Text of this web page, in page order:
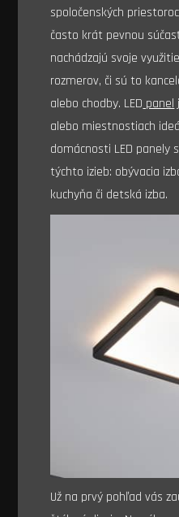
spoločenských
často krát pevnou
nachádzajú svoje
rozmerov, či sú to
alebo chodby. LEDpanel
alebo miestnostiach
domácnosti LED panely
týchto izieb: obývacia
kuchyňa či detská izba.
Už na prvý pohľad vás